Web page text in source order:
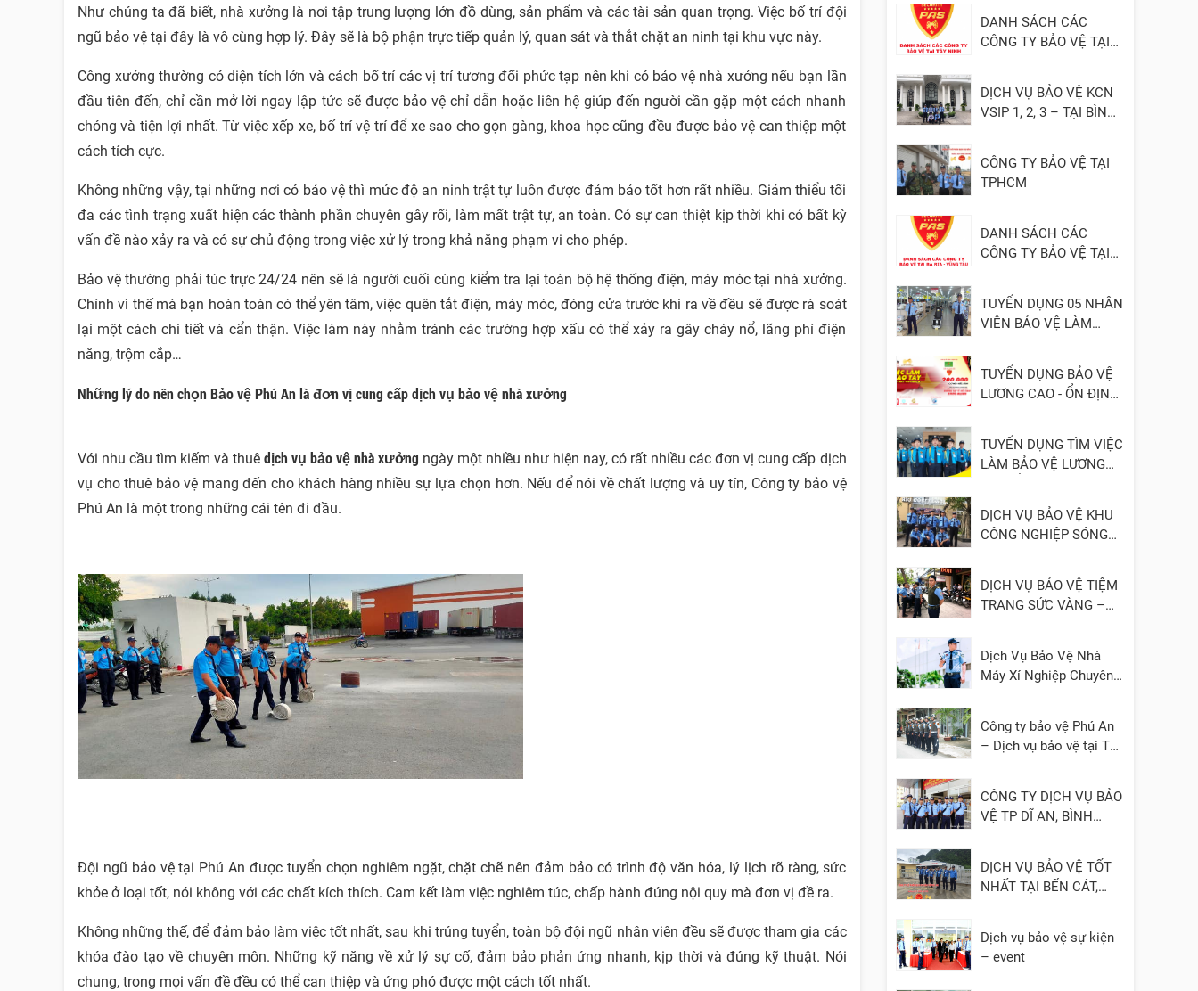
Như chúng ta đã biết, nhà xưởng là nơi tập trung lượng lớn đồ dùng, sản phẩm và các tài sản quan trọng. Việc bố trí đội
ngũ bảo vệ tại đây là vô cùng hợp lý. Đây sẽ là bộ phận trực tiếp quản lý, quan sát và thắt chặt an ninh tại khu vực này.
Công xưởng thường có diện tích lớn và cách bố trí các vị trí tương đối phức tạp nên khi có bảo vệ nhà xưởng nếu bạn lần
đầu tiên đến, chỉ cần mở lời ngay lập tức sẽ được bảo vệ chỉ dẫn hoặc liên hệ giúp đến người cần gặp một cách nhanh
chóng và tiện lợi nhất. Từ việc xếp xe, bố trí vệ trí để xe sao cho gọn gàng, khoa học cũng đều được bảo vệ can thiệp một
cách tích cực.
Không những vậy, tại những nơi có bảo vệ thì mức độ an ninh trật tự luôn được đảm bảo tốt hơn rất nhiều. Giảm thiểu tối
đa các tình trạng xuất hiện các thành phần chuyên gây rối, làm mất trật tự, an toàn. Có sự can thiệt kịp thời khi có bất kỳ
vấn đề nào xảy ra và có sự chủ động trong việc xử lý trong khả năng phạm vi cho phép.
Bảo vệ thường phải túc trực 24/24 nên sẽ là người cuối cùng kiểm tra lại toàn bộ hệ thống điện, máy móc tại nhà xưởng.
Chính vì thế mà bạn hoàn toàn có thể yên tâm, việc quên tắt điện, máy móc, đóng cửa trước khi ra về đều sẽ được rà soát
lại một cách chi tiết và cẩn thận. Việc làm này nhằm tránh các trường hợp xấu có thể xảy ra gây cháy nổ, lãng phí điện
năng, trộm cắp…
Những lý do nên chọn Bảo vệ Phú An là đơn vị cung cấp dịch vụ bảo vệ nhà xưởng
Với nhu cầu tìm kiếm và thuêdịch vụ bảo vệ nhà xưởng ngày một nhiều như hiện nay, có rất nhiều các đơn vị cung cấp dịch
vụ cho thuê bảo vệ mang đến cho khách hàng nhiều sự lựa chọn hơn. Nếu để nói về chất lượng và uy tín, Công ty bảo vệ
Phú An là một trong những cái tên đi đầu.
Đội ngũ bảo vệ tại Phú An được tuyển chọn nghiêm ngặt, chặt chẽ nên đảm bảo có trình độ văn hóa, lý lịch rõ ràng, sức
khỏe ở loại tốt, nói không với các chất kích thích. Cam kết làm việc nghiêm túc, chấp hành đúng nội quy mà đơn vị đề ra.
Không những thế, để đảm bảo làm việc tốt nhất, sau khi trúng tuyển, toàn bộ đội ngũ nhân viên đều sẽ được tham gia các
khóa đào tạo về chuyên môn. Những kỹ năng về xử lý sự cố, đảm bảo phản ứng nhanh, kịp thời và đúng kỹ thuật. Nói
chung, trong mọi vấn đề đều có thể can thiệp và ứng phó được một cách tốt nhất.
DANH SÁCH CÁC
CÔNG TY BẢO VỆ TẠI
DỊCH VỤ BẢO VỆ KCN
VSIP 1, 2, 3 – TẠI BÌNH
CÔNG TY BẢO VỆ TẠI
TPHCM
DANH SÁCH CÁC
CÔNG TY BẢO VỆ TẠI
TUYỂN DỤNG 05 NHÂN
VIÊN BẢO VỆ LÀM
TUYỂN DỤNG BẢO VỆ
LƯƠNG CAO - ỔN ĐỊNH
TUYỂN DỤNG TÌM VIỆC
LÀM BẢO VỆ LƯƠNG
DỊCH VỤ BẢO VỆ KHU
CÔNG NGHIỆP SÓNG
DỊCH VỤ BẢO VỆ TIỆM
TRANG SỨC VÀNG –
Dịch Vụ Bảo Vệ Nhà
Máy Xí Nghiệp Chuyên
Công ty bảo vệ Phú An
– Dịch vụ bảo vệ tại TP.
Nai, Cần Thơ, Long An
CÔNG TY DỊCH VỤ BẢO
VỆ TP DĨ AN, BÌNH
DỊCH VỤ BẢO VỆ TỐT
NHẤT TẠI BẾN CÁT,
Dịch vụ bảo vệ sự kiện
– event